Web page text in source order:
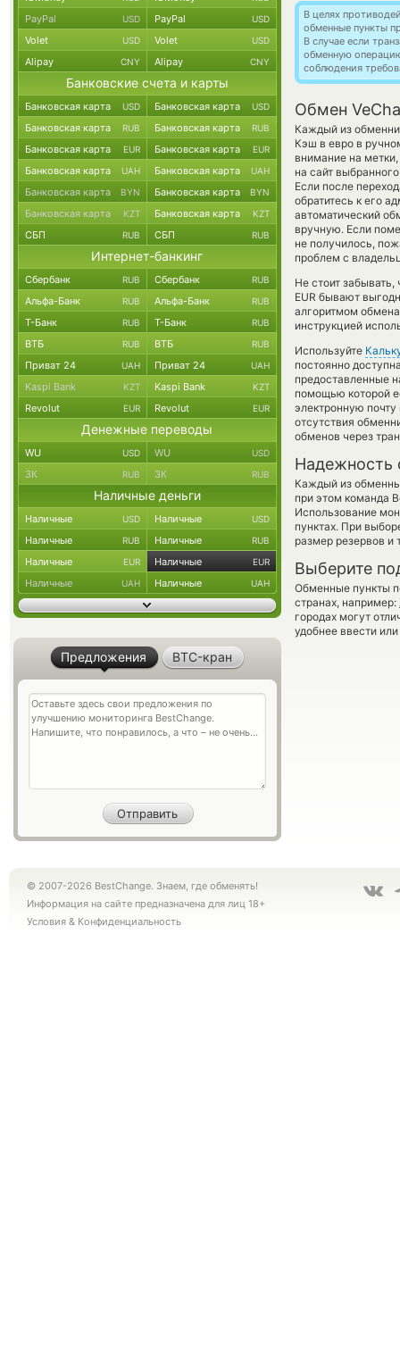
В целях
обменные пункты
В случае если
обменную
соблюдения
Обмен
Каждый из
Кэш в евро в
внимание на
на сайт
Если после
обратитесь к его
автоматический
вручную. Если
не получилось,
проблем с
Не стоит
EUR бывают
алгоритмом
инструкцией
Используйте
постоянно
предоставленные
помощью которой
электронную
отсутствия
обменов через
Надежность
Каждый из
при этом команда
Использование
пунктах. При
размер резервов и
Выберите
Обменные пункты
странах, например:
городах могут
удобнее ввести
PayPal USD PayPal USD
Volet USD Volet USD
Alipay CNY Alipay CNY
Банковские счета и карты
Банковская карта USD Банковская карта USD
Банковская карта RUB Банковская карта RUB
Банковская карта EUR Банковская карта EUR
Банковская карта UAH Банковская карта UAH
Банковская карта BYN Банковская карта BYN
Банковская карта KZT Банковская карта KZT
СБП RUB СБП RUB
Интернет-банкинг
Сбербанк RUB Сбербанк RUB
Альфа-Банк RUB Альфа-Банк RUB
Т-Банк RUB Т-Банк RUB
ВТБ RUB ВТБ RUB
Приват 24 UAH Приват 24 UAH
Kaspi Bank KZT Kaspi Bank KZT
Revolut EUR Revolut EUR
Денежные переводы
WU USD WU USD
ЗК RUB ЗК RUB
Наличные деньги
Наличные USD Наличные USD
Наличные RUB Наличные RUB
Наличные EUR Наличные EUR
Наличные UAH Наличные UAH
Предложения BTC-кран
© 2007-2026 BestChange. Знаем, где обменять!
Информация на сайте предназначена для лиц 18+
Условия & Конфиденциальность